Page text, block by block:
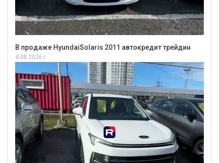
В продаже HyundaiSolaris 2011 автокредит трейдин
4.08.2026 г.